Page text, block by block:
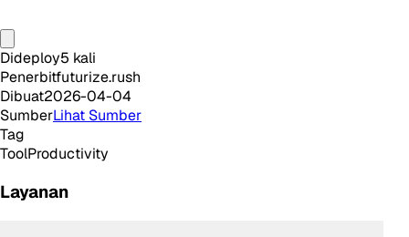
Dideploy5 kali
Penerbitfuturize.rush
Dibuat2026-04-04
SumberLihat Sumber
Tag
ToolProductivity
Layanan